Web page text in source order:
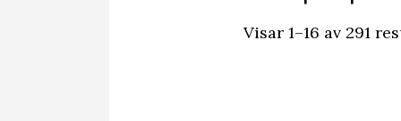
Visar 1–16 av 291